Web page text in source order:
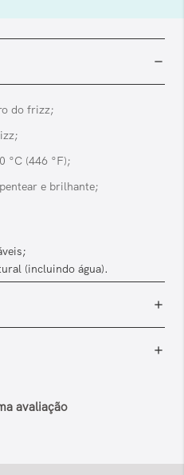
do frizz;
°C (446 °F);
e brilhante;
(incluindo água).
avaliação